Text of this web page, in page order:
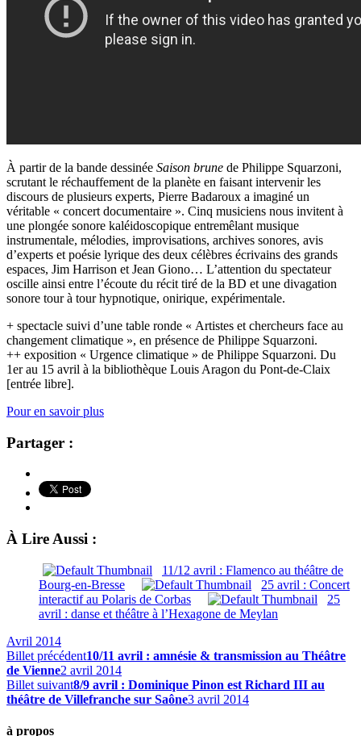
À partir de la bande dessinée Saison brune de Philippe Squarzoni,
scrutant le réchauffement de la planète en faisant intervenir les
discours de plusieurs experts, Pierre Badaroux a imaginé un
véritable « concert documentaire ». Cinq musiciens nous invitent à
une plongée sonore kaléidoscopique entremêlant musique
instrumentale, mélodies, improvisations, archives sonores, avis
d’experts et poésie lyrique des deux célèbres écrivains des grands
espaces, Jim Harrison et Jean Giono… L’attention du spectateur
oscille ainsi entre l’écoute du récit tiré de la BD et une divagation
sonore tour à tour hypnotique, onirique, expérimentale.
+ spectacle suivi d’une table ronde « Artistes et chercheurs face au
changement climatique », en présence de Philippe Squarzoni.
++ exposition « Urgence climatique » de Philippe Squarzoni. Du
1er au 15 avril à la bibliothèque Louis Aragon du Pont-de-Claix
[entrée libre].
Pour en savoir plus
Partager :
À Lire Aussi :
11/12 avril : Flamenco au théâtre de
Bourg-en-Bresse
25 avril : Concert
interactif au Polaris de Corbas
25
avril : danse et théâtre à l’Hexagone de Meylan
Avril 2014
Billet précédent10/11 avril : amnésie & transmission au Théâtre
de Vienne2 avril 2014
Billet suivant8/9 avril : Dominique Pinon est Richard III au
théâtre de Villefranche sur Saône3 avril 2014
à propos